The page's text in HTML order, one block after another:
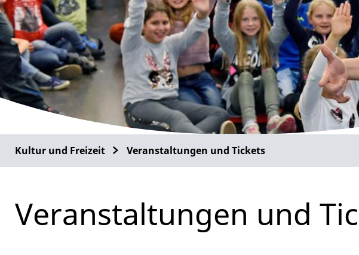
Kultur und Freizeit Veranstaltungen und Tickets
Veranstaltungen und